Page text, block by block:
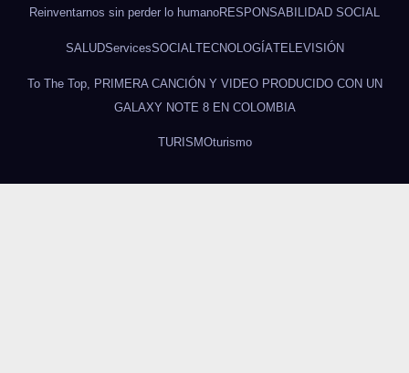
Reinventarnos sin perder lo humanoRESPONSABILIDAD SOCIAL
SALUDServicesSOCIAL TECNOLOGÍATELEVISIÓN
To The Top, PRIMERA CANCIÓN Y VIDEO PRODUCIDO CON UN
GALAXY NOTE 8 EN COLOMBIA
TURISMOturismo